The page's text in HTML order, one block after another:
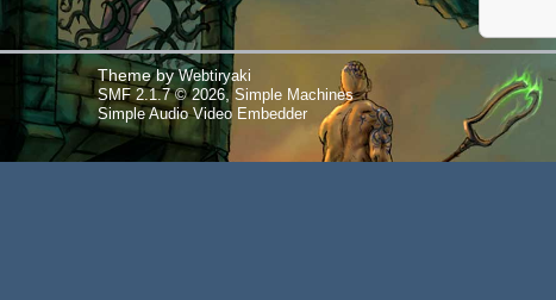
Theme byWebtiryaki
SMF 2.1.7 © 2026,Simple Machines
Simple Audio Video Embedder